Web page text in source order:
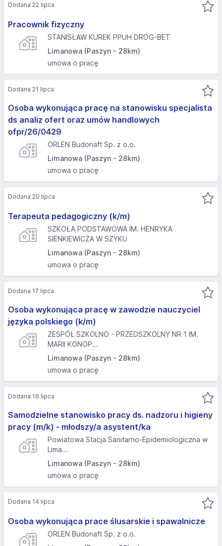
Pracownik fizyczny
STANISŁAW KUREK PPUH DROG-BET
Limanowa (Paszyn - 28km)
umowa o pracę
Dodana 22 lipca
Osoba wykonująca pracę na stanowisku specjalista
ds analiz ofert oraz umów handlowych
ofpr/26/0429
ORLEN Budonaft Sp. z o.o.
Limanowa (Paszyn - 28km)
umowa o pracę
Dodana 21 lipca
Terapeuta pedagogiczny (k/m)
SZKOŁA PODSTAWOWA IM. HENRYKA
SIENKIEWICZA W SZYKU
Limanowa (Paszyn - 28km)
umowa o pracę
Dodana 20 lipca
Osoba wykonująca pracę w zawodzie nauczyciel
języka polskiego (k/m)
ZESPÓŁ SZKOLNO - PRZEDSZKOLNY NR 1 IM.
MARII KONOP...
Limanowa (Paszyn - 28km)
umowa o pracę
Dodana 17 lipca
Samodzielne stanowisko pracy ds. nadzoru i higieny
pracy (m/k) - młodszy/a asystent/ka
Powiatowa Stacja Sanitarno-Epidemiologiczna w
Lima...
Limanowa (Paszyn - 28km)
umowa o pracę
Dodana 16 lipca
Osoba wykonująca prace ślusarskie i spawalnicze
ORLEN Budonaft Sp. z o.o.
Dodana 14 lipca